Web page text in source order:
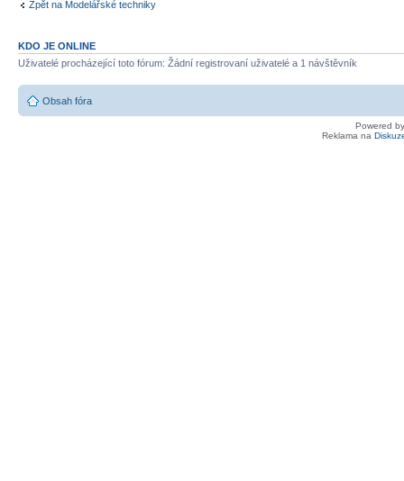
Zpět na Modelářské techniky
KDO JE ONLINE
Uživatelé procházející toto fórum: Žádní registrovaní uživatelé a 1 návštěvník
Obsah fóra
Powered
Reklama na